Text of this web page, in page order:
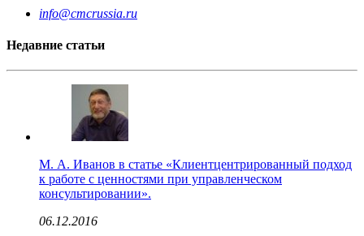
info@cmcrussia.ru
Недавние статьи
М. А. Иванов в статье «Клиентцентрированный подход
к работе с ценностями при управленческом
консультировании».
06.12.2016